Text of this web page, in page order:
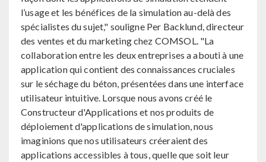
l’usage et les bénéfices de la simulation au-delà des
spécialistes du sujet," souligne Per Backlund, directeur
des ventes et du marketing chez COMSOL. "La
collaboration entre les deux entreprises a abouti à une
application qui contient des connaissances cruciales
sur le séchage du béton, présentées dans une interface
utilisateur intuitive. Lorsque nous avons créé le
Constructeur d'Applications et nos produits de
déploiement d'applications de simulation, nous
imaginions que nos utilisateurs créeraient des
applications accessibles à tous, quelle que soit leur